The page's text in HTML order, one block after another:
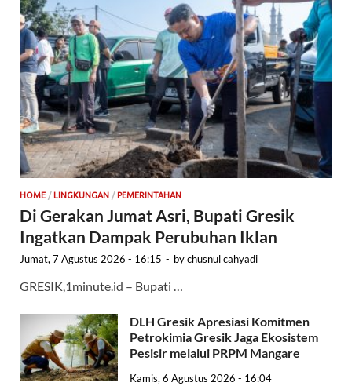
HOME / LINGKUNGAN / PEMERINTAHAN
Di Gerakan Jumat Asri, Bupati Gresik
Ingatkan Dampak Perubuhan Iklan
Jumat, 7 Agustus 2026 - 16:15 - bychusnul cahyadi
GRESIK,1minute.id – Bupati …
DLH Gresik Apresiasi Komitmen
Petrokimia Gresik Jaga Ekosistem
Pesisir melalui PRPM Mangare
Kamis, 6 Agustus 2026 - 16:04